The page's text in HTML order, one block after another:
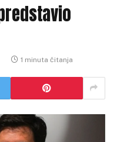
1 minuta čitanja